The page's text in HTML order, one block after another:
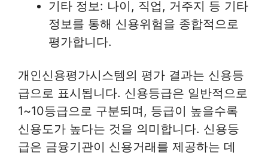
기타 정보: 나이, 직업, 거주지 등 기타
정보를 통해 신용위험을 종합적으로
평가합니다.
개인신용평가시스템의 평가 결과는 신용등
급으로 표시됩니다. 신용등급은 일반적으로
1~10등급으로 구분되며, 등급이 높을수록
신용도가 높다는 것을 의미합니다. 신용등
급은 금융기관이 신용거래를 제공하는 데